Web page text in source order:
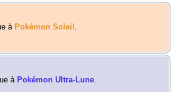
à Pokémon Soleil .
à Pokémon Ultra-Lune